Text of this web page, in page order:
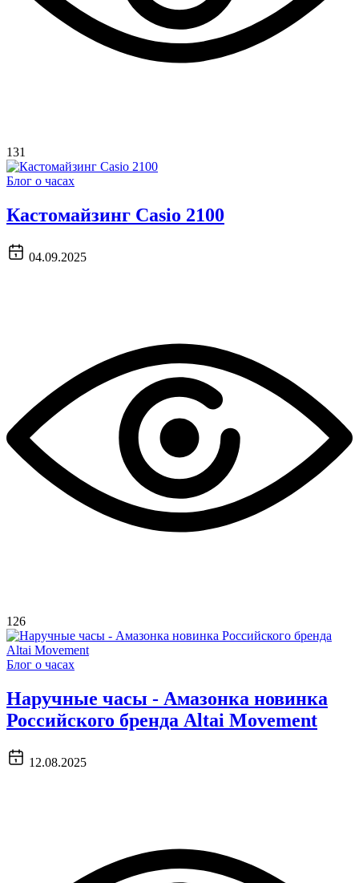
131
Блог о часах
Кастомайзинг Casio 2100
04.09.2025
126
Блог о часах
Наручные часы - Амазонка новинка
Российского бренда Altai Movement
12.08.2025